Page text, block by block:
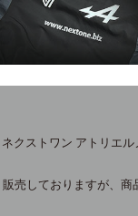
ネクストワン アトリエ
販売しておりますが、